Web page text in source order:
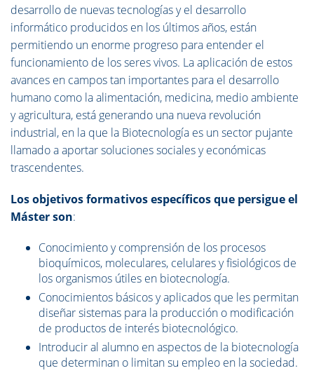
desarrollo de nuevas tecnologías y el desarrollo
informático producidos en los últimos años, están
permitiendo un enorme progreso para entender el
funcionamiento de los seres vivos. La aplicación de estos
avances en campos tan importantes para el desarrollo
humano como la alimentación, medicina, medio ambiente
y agricultura, está generando una nueva revolución
industrial, en la que la Biotecnología es un sector pujante
llamado a aportar soluciones sociales y económicas
trascendentes.
Los objetivos formativos específicos que persigue el
Máster son:
Conocimiento y comprensión de los procesos
bioquímicos, moleculares, celulares y fisiológicos de
los organismos útiles en biotecnología.
Conocimientos básicos y aplicados que les permitan
diseñar sistemas para la producción o modificación
de productos de interés biotecnológico.
Introducir al alumno en aspectos de la biotecnología
que determinan o limitan su empleo en la sociedad.